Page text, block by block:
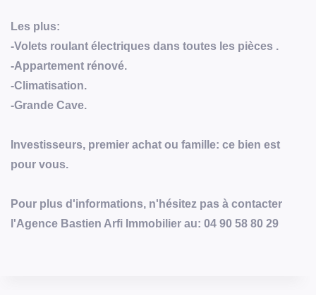
Les plus:
-Volets roulant électriques dans toutes les pièces .
-Appartement rénové.
-Climatisation.
-Grande Cave.
Investisseurs, premier achat ou famille: ce bien est
pour vous.
Pour plus d'informations, n'hésitez pas à contacter
l'Agence Bastien Arfi Immobilier au: 04 90 58 80 29